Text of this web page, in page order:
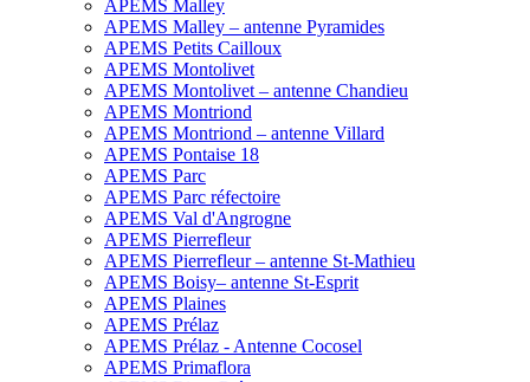
APEMS Malley
APEMS Malley – antenne Pyramides
APEMS Petits Cailloux
APEMS Montolivet
APEMS Montolivet – antenne Chandieu
APEMS Montriond
APEMS Montriond – antenne Villard
APEMS Pontaise 18
APEMS Parc
APEMS Parc réfectoire
APEMS Val d'Angrogne
APEMS Pierrefleur
APEMS Pierrefleur – antenne St-Mathieu
APEMS Boisy– antenne St-Esprit
APEMS Plaines
APEMS Prélaz
APEMS Prélaz - Antenne Cocosel
APEMS Primaflora